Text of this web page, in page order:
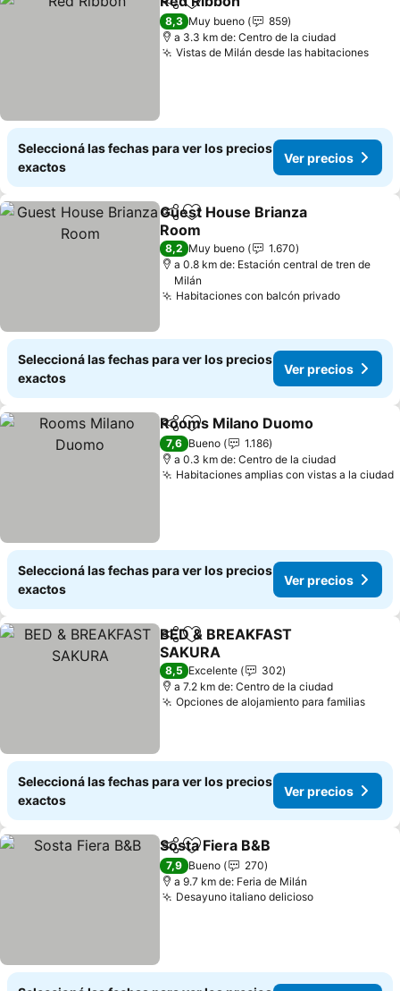
CompartirAñadir a favoritos
8,3 Muy bueno
859
a 3.3 km de: Centro de la ciudad
Vistas de Milán desde las habitaciones
Seleccioná las fechas para ver los precios
exactos
Ver precios
CompartirAñadir a favoritos
Guest House Brianza
Room
8,2 Muy bueno
1.670
a 0.8 km de: Estación central de tren de
Milán
Habitaciones con balcón privado
Seleccioná las fechas para ver los precios
exactos
Ver precios
CompartirAñadir a favoritos
Rooms Milano Duomo
7,6 Bueno
1.186
a 0.3 km de: Centro de la ciudad
Habitaciones amplias con vistas a la ciudad
Seleccioná las fechas para ver los precios
exactos
Ver precios
CompartirAñadir a favoritos
BED & BREAKFAST
SAKURA
8,5 Excelente
302
a 7.2 km de: Centro de la ciudad
Opciones de alojamiento para familias
Seleccioná las fechas para ver los precios
exactos
Ver precios
CompartirAñadir a favoritos
Sosta Fiera B&B
7,9 Bueno
270
a 9.7 km de: Feria de Milán
Desayuno italiano delicioso